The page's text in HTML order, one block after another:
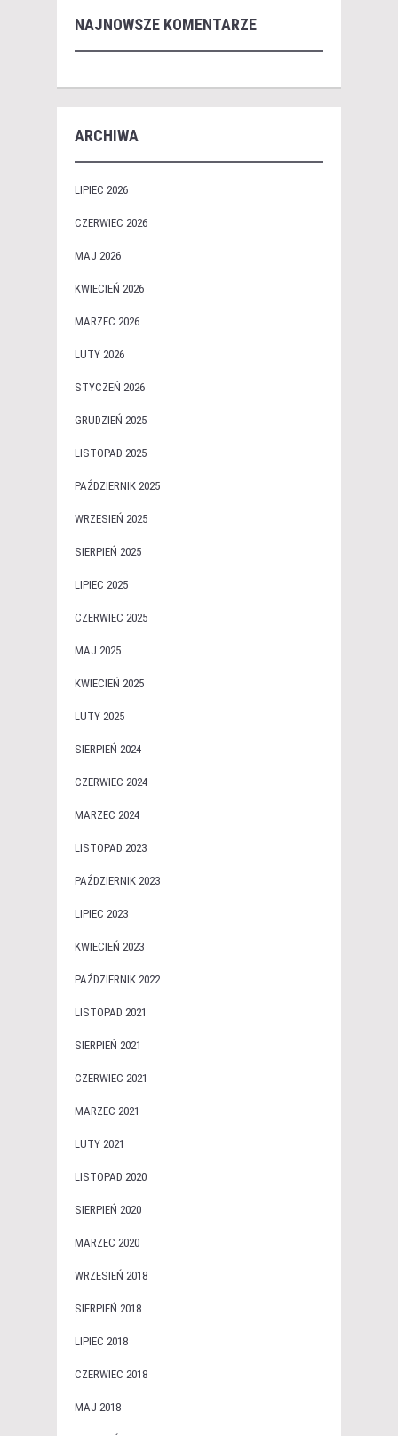
NAJNOWSZE KOMENTARZE
ARCHIWA
LIPIEC 2026
CZERWIEC 2026
MAJ 2026
KWIECIEŃ 2026
MARZEC 2026
LUTY 2026
STYCZEŃ 2026
GRUDZIEŃ 2025
LISTOPAD 2025
PAŹDZIERNIK 2025
WRZESIEŃ 2025
SIERPIEŃ 2025
LIPIEC 2025
CZERWIEC 2025
MAJ 2025
KWIECIEŃ 2025
LUTY 2025
SIERPIEŃ 2024
CZERWIEC 2024
MARZEC 2024
LISTOPAD 2023
PAŹDZIERNIK 2023
LIPIEC 2023
KWIECIEŃ 2023
PAŹDZIERNIK 2022
LISTOPAD 2021
SIERPIEŃ 2021
CZERWIEC 2021
MARZEC 2021
LUTY 2021
LISTOPAD 2020
SIERPIEŃ 2020
MARZEC 2020
WRZESIEŃ 2018
SIERPIEŃ 2018
LIPIEC 2018
CZERWIEC 2018
MAJ 2018